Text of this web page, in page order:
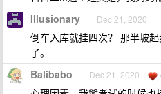
Illusionary Dec 21, 2020
倒车入库就挂四次？ 那半坡
了。
Balibabo Dec 21, 2020